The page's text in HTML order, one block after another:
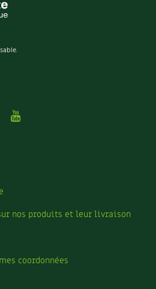
Youtube
nos produits et leur livraison
coordonnées